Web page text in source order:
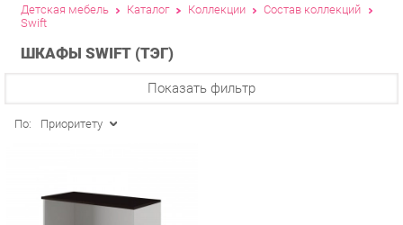
Детская мебель Каталог Коллекции Состав коллекций
Swift
ШКАФЫ SWIFT (ТЭГ)